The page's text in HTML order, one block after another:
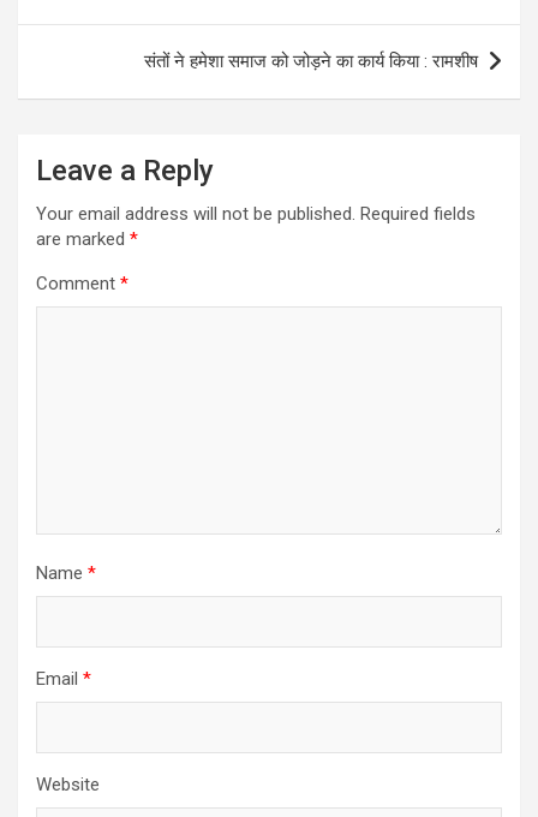
संतों ने हमेशा समाज को जोड़ने का कार्य किया : रामशीष
Leave a Reply
Your email address will not be published. Required fields
are marked *
Comment *
Name *
Email *
Website